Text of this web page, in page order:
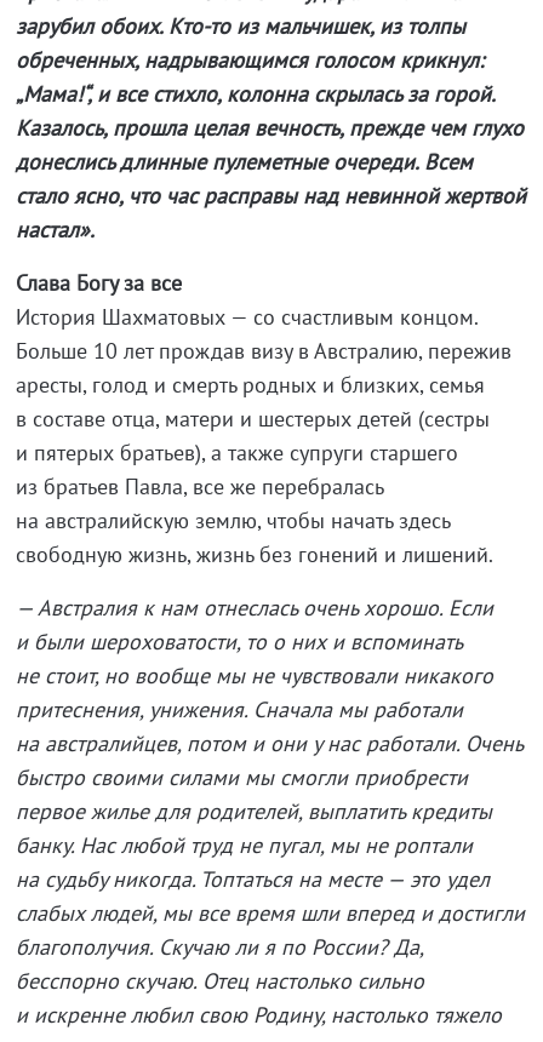
зарубил обоих. Кто-то из мальчишек, из толпы
обреченных, надрывающимся голосом крикнул:
„Мама!“, и все стихло, колонна скрылась за горой.
Казалось, прошла целая вечность, прежде чем глухо
донеслись длинные пулеметные очереди. Всем
стало ясно, что час расправы над невинной жертвой
настал».
Слава Богу за все
История Шахматовых — со счастливым концом.
Больше 10 лет прождав визу в Австралию, пережив
аресты, голод и смерть родных и близких, семья
в составе отца, матери и шестерых детей (сестры
и пятерых братьев), а также супруги старшего
из братьев Павла, все же перебралась
на австралийскую землю, чтобы начать здесь
свободную жизнь, жизнь без гонений и лишений.
— Австралия к нам отнеслась очень хорошо. Если
и были шероховатости, то о них и вспоминать
не стоит, но вообще мы не чувствовали никакого
притеснения, унижения. Сначала мы работали
на австралийцев, потом и они у нас работали. Очень
быстро своими силами мы смогли приобрести
первое жилье для родителей, выплатить кредиты
банку. Нас любой труд не пугал, мы не роптали
на судьбу никогда. Топтаться на месте — это удел
слабых людей, мы все время шли вперед и достигли
благополучия. Скучаю ли я по России? Да,
бесспорно скучаю. Отец настолько сильно
и искренне любил свою Родину, настолько тяжело